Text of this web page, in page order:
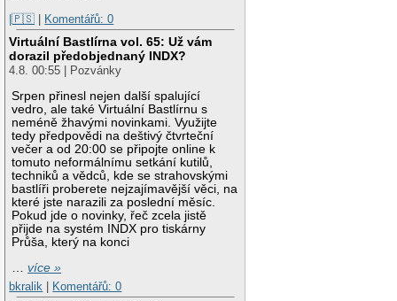
|🇵🇸 | Komentářů: 0
Virtuální Bastlírna vol. 65: Už vám
dorazil předobjednaný INDX?
4.8. 00:55 | Pozvánky
Srpen přinesl nejen další spalující
vedro, ale také Virtuální Bastlírnu s
neméně žhavými novinkami. Využijte
tedy předpovědi na deštivý čtvrteční
večer a od 20:00 se připojte online k
tomuto neformálnímu setkání kutilů,
techniků a vědců, kde se strahovskými
bastlíři proberete nejzajímavější věci, na
které jste narazili za poslední měsíc.
Pokud jde o novinky, řeč zcela jistě
přijde na systém INDX pro tiskárny
Průša, který na konci
…více »
bkralik
Komentářů: 0